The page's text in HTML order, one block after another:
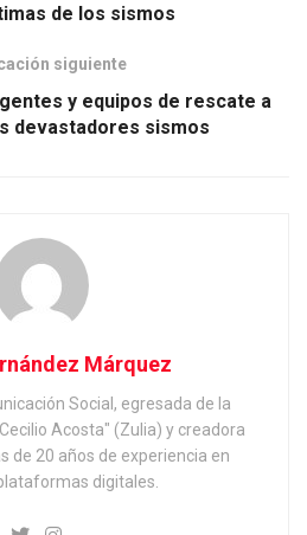
de los sismos
siguiente
y equipos de rescate a
devastadores sismos
Márquez
Social, egresada de la
Acosta" (Zulia) y creadora
de 20 años de experiencia en
digitales.